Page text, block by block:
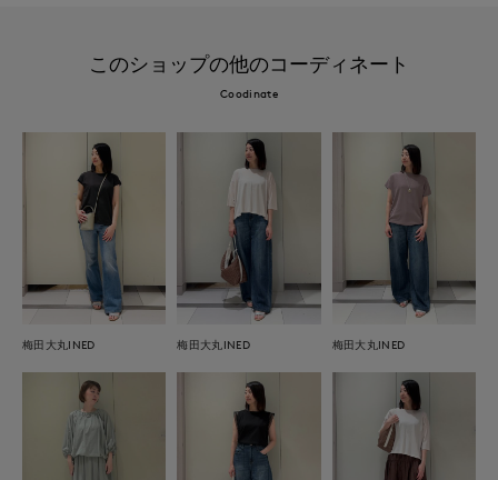
このショップの他のコーディネート
Coodinate
梅田大丸INED 梅田大丸INED 梅田大丸INED